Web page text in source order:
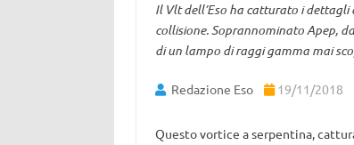
Il Vlt dell’Eso ha catturato i
collisione. Soprannominato Apep,
di un lampo di raggi gamma mai
Redazione Eso 19/11/2018
Questo vortice a serpentina,